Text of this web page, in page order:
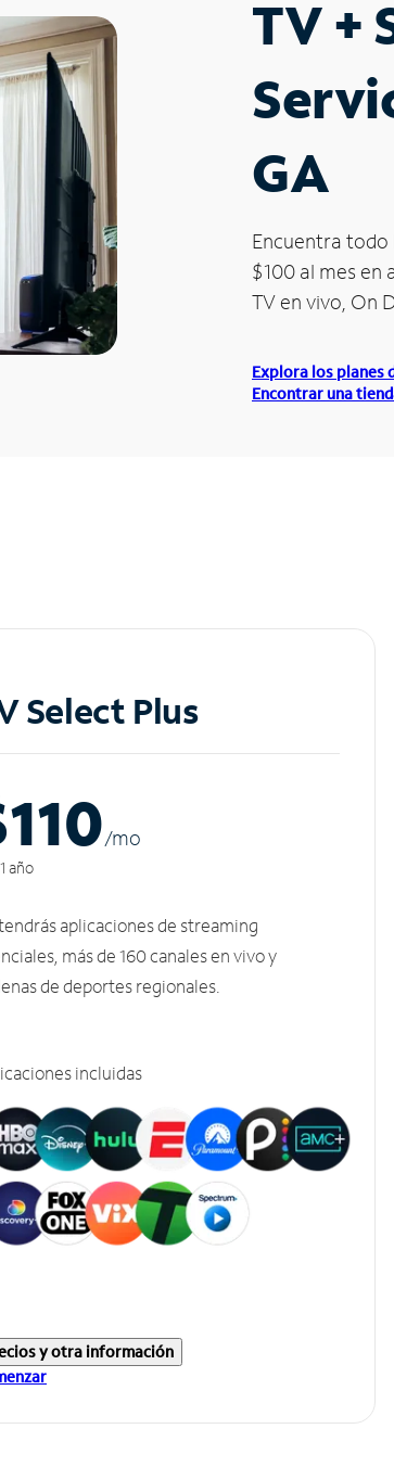
TV +
GA
Encuentra todo
$100 al mes en
TV en vivo, On
Explora los planes
Encontrar una
Select Plus
/mo
año
aplicaciones de streaming
más de 160 canales en vivo y
de deportes regionales.
incluidas
y otra información